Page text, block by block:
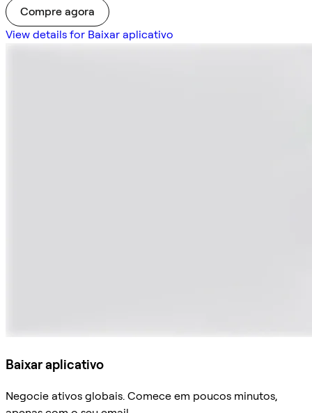
Compre agora
View details for Baixar aplicativo
Baixar aplicativo
Negocie ativos globais. Comece em poucos minutos,